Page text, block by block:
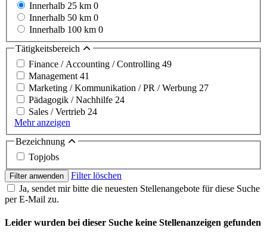
Innerhalb 25 km 0
Innerhalb 50 km 0
Innerhalb 100 km 0
Tätigkeitsbereich
Finance / Accounting / Controlling 49
Management 41
Marketing / Kommunikation / PR / Werbung 27
Pädagogik / Nachhilfe 24
Sales / Vertrieb 24
Mehr anzeigen
Bezeichnung
Topjobs
Filter anwenden
Filter löschen
Ja, sendet mir bitte die neuesten Stellenangebote für diese Suche
per E-Mail zu.
Leider wurden bei dieser Suche keine Stellenanzeigen gefunden